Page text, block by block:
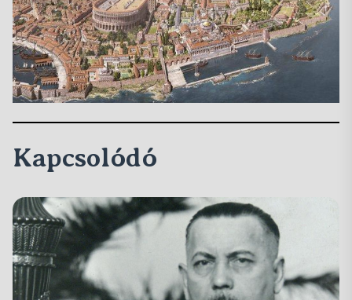
Kapcsolódó